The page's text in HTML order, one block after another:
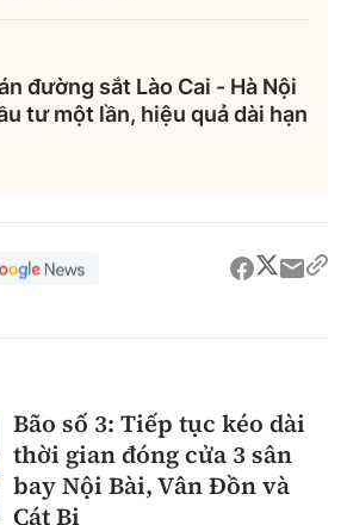
đường sắt Lào Cai - Hà Nội
tư một lần, hiệu quả dài hạn
Bão số 3: Tiếp tục kéo dài
thời gian đóng cửa 3 sân
bay Nội Bài, Vân Đồn và
Cát Bi